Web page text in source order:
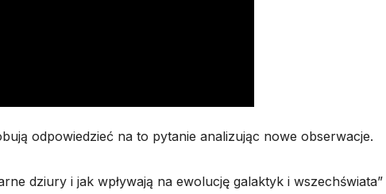
odpowiedzieć na to pytanie analizując nowe obserwacje.
dziury i jak wpływają na ewolucję galaktyk i wszechświata”